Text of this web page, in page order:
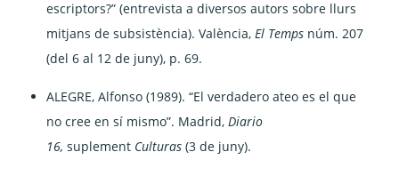
escriptors?” (entrevista a diversos autors sobre llurs
mitjans de subsistència). València,El Temps núm. 207
(del 6 al 12 de juny), p. 69.
ALEGRE, Alfonso (1989). “El verdadero ateo es el que
no cree en sí mismo”. Madrid,Diario
16,suplement Culturas(3 de juny).